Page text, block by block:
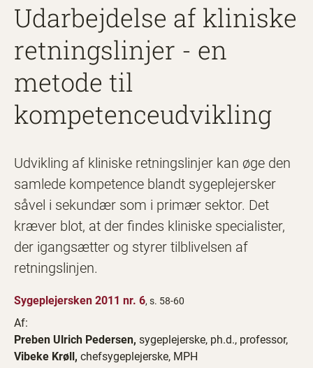
Udarbejdelse af kliniske
retningslinjer - en
metode til
kompetenceudvikling
Udvikling af kliniske retningslinjer kan øge den
samlede kompetence blandt sygeplejersker
såvel i sekundær som i primær sektor. Det
kræver blot, at der findes kliniske specialister,
der igangsætter og styrer tilblivelsen af
retningslinjen.
Sygeplejersken 2011 nr. 6, s. 58-60
Af:
Preben Ulrich Pedersen, sygeplejerske, ph.d., professor,
Vibeke Krøll, chefsygeplejerske, MPH